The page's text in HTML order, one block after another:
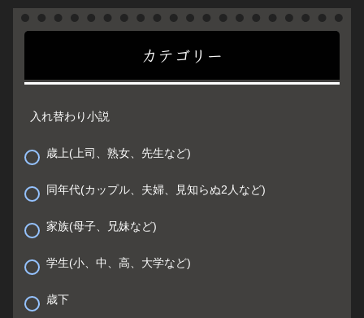
カテゴリー
入れ替わり小説
歳上(上司、熟女、先生など)
同年代(カップル、夫婦、見知らぬ2人など)
家族(母子、兄妹など)
学生(小、中、高、大学など)
歳下